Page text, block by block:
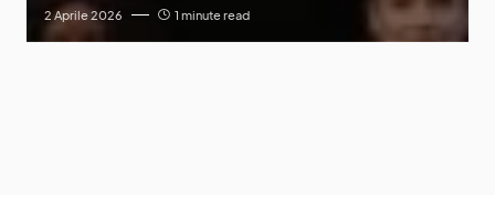
2 Aprile 2026 1 minute read